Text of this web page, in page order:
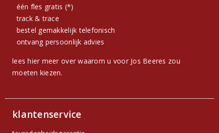
één fles gratis (*)
track & trace
bestel gemakkelijk telefonisch
ontvang persoonlijk advies
lees hier meer over waarom u voor Jos Beeres zou
moeten kiezen.
klantenservice